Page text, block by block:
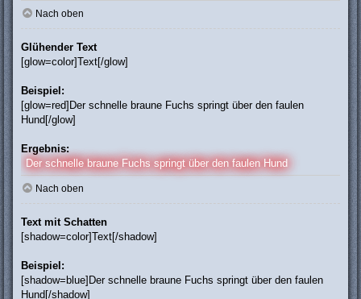
Nach oben
Glühender Text
[glow=color]Text[/glow]
Beispiel:
[glow=red]Der schnelle braune Fuchs springt über den faulen
Hund[/glow]
Ergebnis:
Der schnelle braune Fuchs springt über den faulen Hund
Nach oben
Text mit Schatten
[shadow=color]Text[/shadow]
Beispiel:
[shadow=blue]Der schnelle braune Fuchs springt über den faulen
Hund[/shadow]